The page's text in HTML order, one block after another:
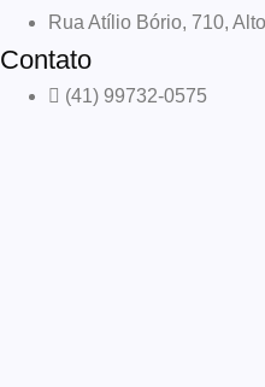
Rua Atílio Bório, 710,
Contato
(41) 99732-0575